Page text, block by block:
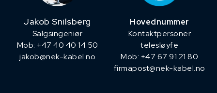
Jakob Snilsberg
​Salgsingeniør
Mob: +47 40 40 14 50
jakob@nek-kabel.no
Hovednummer
Kontaktpersoner
telesløyfe
Mob: +47 67 91 21 80
firmapost@nek-kabel.no